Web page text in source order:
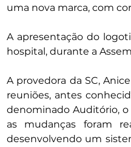
uma nova marca, com
A apresentação do
hospital, durante a
A provedora da SC,
reuniões, antes
denominado Auditório,
as mudanças foram
desenvolvendo um